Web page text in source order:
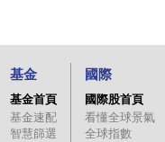
基金
基金首頁
基金速配
智慧篩選
國際
國際股首頁
看懂全球景氣
全球指數